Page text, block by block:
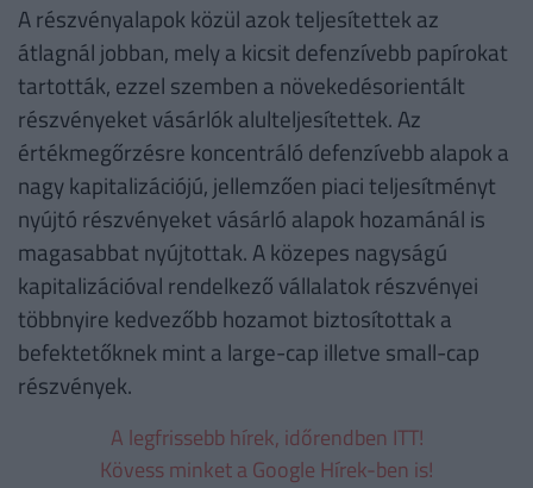
A részvényalapok közül azok teljesítettek az
átlagnál jobban, mely a kicsit defenzívebb papírokat
tartották, ezzel szemben a növekedésorientált
részvényeket vásárlók alulteljesítettek. Az
értékmegőrzésre koncentráló defenzívebb alapok a
nagy kapitalizációjú, jellemzően piaci teljesítményt
nyújtó részvényeket vásárló alapok hozamánál is
magasabbat nyújtottak. A közepes nagyságú
kapitalizációval rendelkező vállalatok részvényei
többnyire kedvezőbb hozamot biztosítottak a
befektetőknek mint a large-cap illetve small-cap
részvények.
A legfrissebb hírek, időrendben ITT!
Kövess minket a Google Hírek-ben is!